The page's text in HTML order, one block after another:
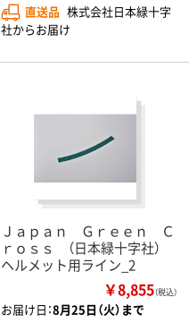
直送品 株式会社日本緑十字
社からお届け
Ｊａｐａｎ Ｇｒｅｅｎ Ｃ
ｒｏｓｓ （日本緑十字社）
ヘルメット用ライン_2
￥8,855（税込）
お届け日：8月25日（火）まで